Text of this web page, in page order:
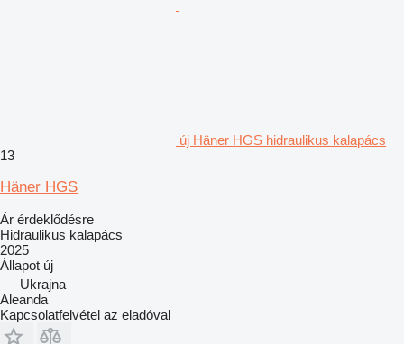
új Häner HGS hidraulikus kalapács
13
Häner HGS
Ár érdeklődésre
Hidraulikus kalapács
2025
Állapot új
Ukrajna
Aleanda
Kapcsolatfelvétel az eladóval